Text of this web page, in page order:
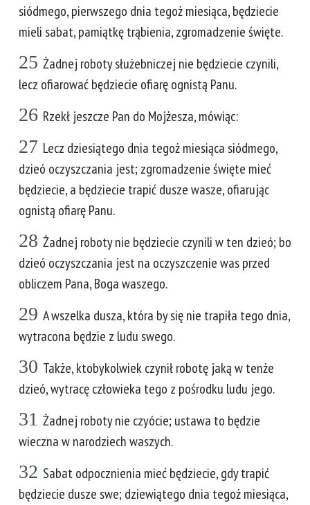
siódmego, pierwszego dnia tegoż miesiąca, będziecie
mieli sabat, pamiątkę trąbienia, zgromadzenie święte.
25 Żadnej roboty służebniczej nie będziecie czynili,
lecz ofiarować będziecie ofiarę ognistą Panu.
26 Rzekł jeszcze Pan do Mojżesza, mówiąc:
27 Lecz dziesiątego dnia tegoż miesiąca siódmego,
dzieó oczyszczania jest; zgromadzenie święte mieć
będziecie, a będziecie trapić dusze wasze, ofiarując
ognistą ofiarę Panu.
28 Żadnej roboty nie będziecie czynili w ten dzieó; bo
dzieó oczyszczania jest na oczyszczenie was przed
obliczem Pana, Boga waszego.
29 A wszelka dusza, która by się nie trapiła tego dnia,
wytracona będzie z ludu swego.
30 Także, ktobykolwiek czynił robotę jaką w tenże
dzieó, wytracę człowieka tego z pośrodku ludu jego.
31 Żadnej roboty nie czyócie; ustawa to będzie
wieczna w narodziech waszych.
32 Sabat odpocznienia mieć będziecie, gdy trapić
będziecie dusze swe; dziewiątego dnia tegoż miesiąca,